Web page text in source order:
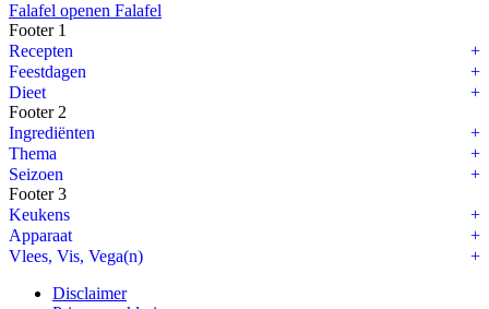
Falafel openen Falafel
Footer 1
Recepten
Feestdagen
Dieet
Footer 2
Ingrediënten
Thema
Seizoen
Footer 3
Keukens
Apparaat
Vlees, Vis, Vega(n)
Disclaimer